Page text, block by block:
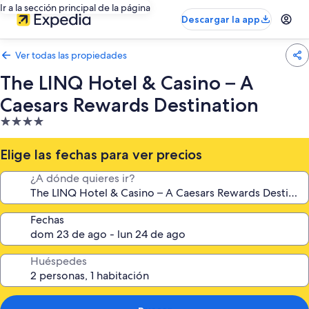
Ir a la sección principal de la página
Descargar la app
Ver todas las propiedades
The LINQ Hotel & Casino – A
Caesars Rewards Destination
Propiedad
de
4.0
estrellas
Elige las fechas para ver precios
¿A dónde quieres ir?
Fechas
Huéspedes